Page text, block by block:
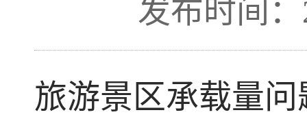
发布时间：
旅游景区承载量